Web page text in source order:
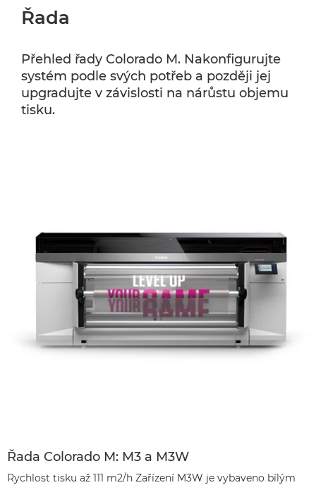
Řada
Přehled řady Colorado M. Nakonfigurujte
systém podle svých potřeb a později jej
upgradujte v závislosti na nárůstu objemu
tisku.
Řada Colorado M: M3 a M3W
Rychlost tisku až 111 m2/h Zařízení M3W je vybaveno bílým